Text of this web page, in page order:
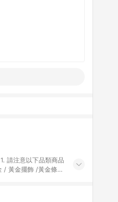
/ 黃金擺飾 /黃金條
動店家除外) 3. 訂